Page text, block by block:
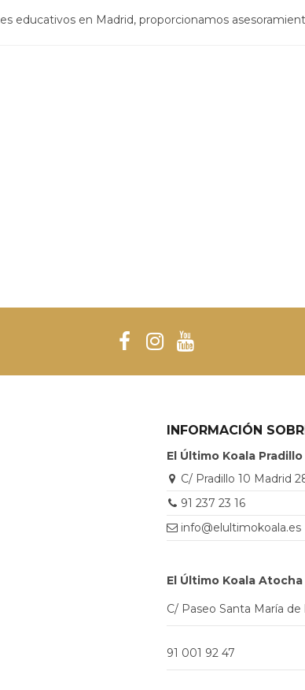
educativos en Madrid, proporcionamos
INFORMACIÓN
El Último Koala Pradillo
C/ Pradillo 10 Madrid
91 237 23 16
info@elultimokoala.es
El Último Koala Atocha
C/ Paseo Santa María de
91 001 92 47